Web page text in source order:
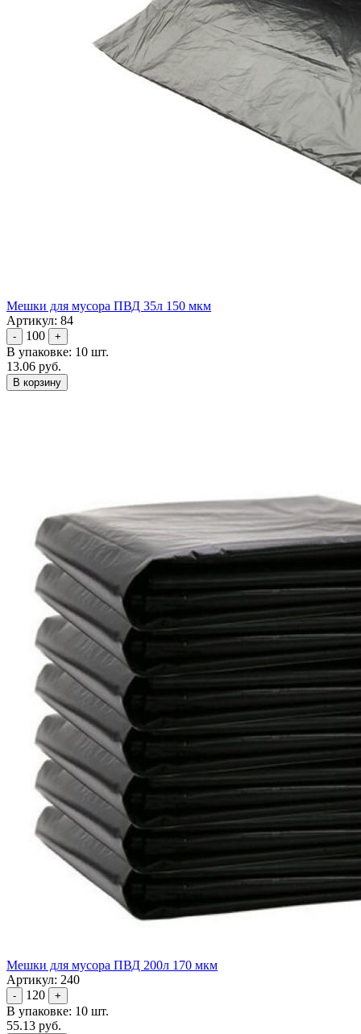
Мешки для мусора ПВД 35л 150 мкм
Артикул: 84
- 100 +
В упаковке: 10 шт.
13.06 руб.
В корзину
Мешки для мусора ПВД 200л 170 мкм
Артикул: 240
- 120 +
В упаковке: 10 шт.
55.13 руб.